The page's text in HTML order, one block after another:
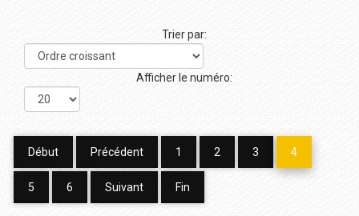
Trier par:
Afficher le numéro:
Début Précédent 1 2 3 4
5 6 Suivant Fin